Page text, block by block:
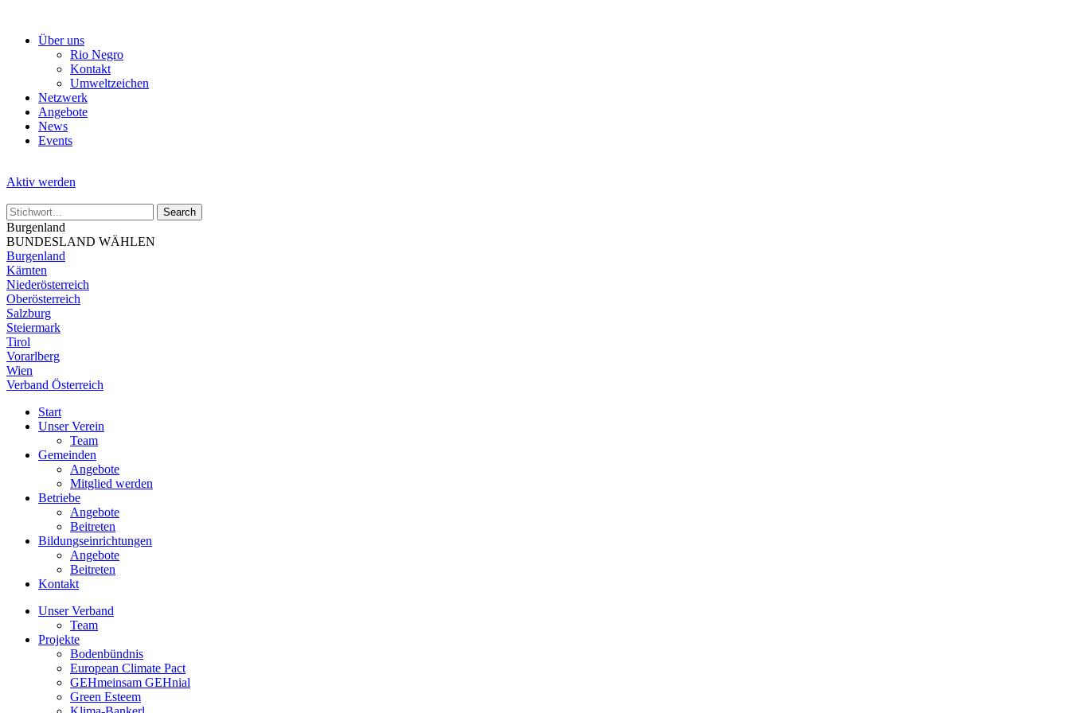
Über uns
Rio Negro
Kontakt
Umweltzeichen
Netzwerk
Angebote
News
Events
Aktiv werden
Burgenland
BUNDESLAND WÄHLEN
Burgenland
Kärnten
Niederösterreich
Oberösterreich
Salzburg
Steiermark
Tirol
Vorarlberg
Wien
Verband Österreich
Start
Unser Verein
Team
Gemeinden
Angebote
Mitglied werden
Betriebe
Angebote
Beitreten
Bildungseinrichtungen
Angebote
Beitreten
Kontakt
Unser Verband
Team
Projekte
Bodenbündnis
European Climate Pact
GEHmeinsam GEHnial
Green Esteem